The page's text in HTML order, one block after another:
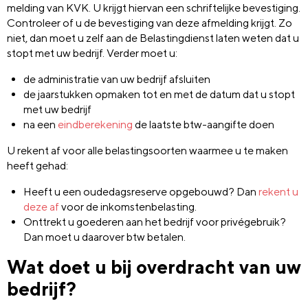
melding van KVK. U krijgt hiervan een schriftelijke bevestiging.
Controleer of u de bevestiging van deze afmelding krijgt. Zo
niet, dan moet u zelf aan de Belastingdienst laten weten dat u
stopt met uw bedrijf. Verder moet u:
de administratie van uw bedrijf afsluiten
de jaarstukken opmaken tot en met de datum dat u stopt
met uw bedrijf
na een eindberekening de laatste btw-aangifte doen
U rekent af voor alle belastingsoorten waarmee u te maken
heeft gehad:
Heeft u een oudedagsreserve opgebouwd? Dan rekent u
deze afvoor de inkomstenbelasting.
Onttrekt u goederen aan het bedrijf voor privégebruik?
Dan moet u daarover btw betalen.
Wat doet u bij overdracht van uw
bedrijf?